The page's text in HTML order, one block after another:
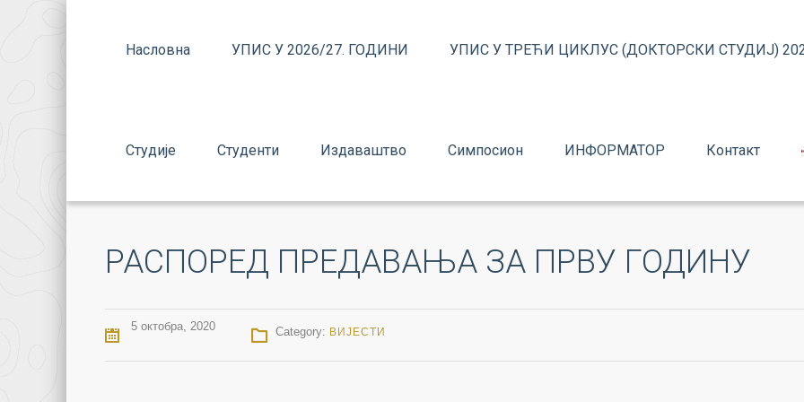
Насловна УПИС У 2026/27. ГОДИНИ УПИС У ТРЕЋИ ЦИКЛУС (ДОКТОРСКИ СТУДИЈ)
Студије Студенти Издаваштво Симпосион ИНФОРМАТОР Контакт
РАСПОРЕД ПРЕДАВАЊА ЗА ПРВУ ГОДИНУ
5 октобра, 2020 Category: ВИЈЕСТИ